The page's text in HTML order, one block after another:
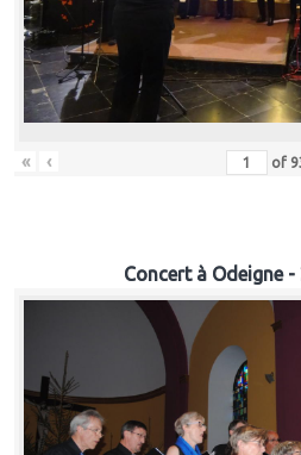
« ‹ of
Concert à Odeigne